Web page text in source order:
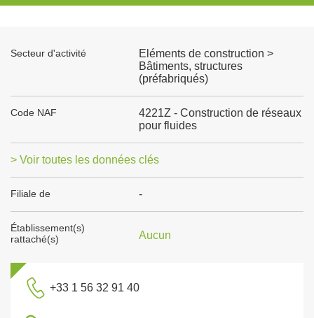
Secteur d'activité
Eléments de construction >
Bâtiments, structures
(préfabriqués)
Code NAF
4221Z - Construction de réseaux
pour fluides
> Voir toutes les données clés
Filiale de -
Établissement(s)
rattaché(s)
Aucun
+33 1 56 32 91 40